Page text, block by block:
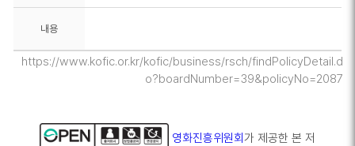
내용
https://www.kofic.or.kr/kofic/business/rsch/findPolicyDetail.d
o?boardNumber=39&policyNo=2087
영화진흥위원회가 제공한 본 저